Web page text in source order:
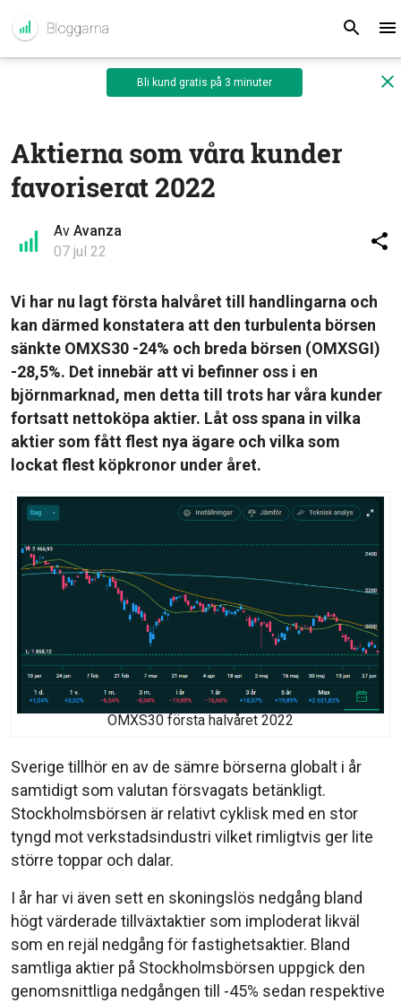
Bli kund gratis på 3 minuter
Aktierna som våra kunder
favoriserat 2022
Av Avanza
07 jul 22
Vi har nu lagt första halvåret till handlingarna och
kan därmed konstatera att den turbulenta börsen
sänkte OMXS30 -24% och breda börsen (OMXSGI)
-28,5%. Det innebär att vi befinner oss i en
björnmarknad, men detta till trots har våra kunder
fortsatt nettoköpa aktier. Låt oss spana in vilka
aktier som fått flest nya ägare och vilka som
lockat flest köpkronor under året.
OMXS30 första halvåret 2022
Sverige tillhör en av de sämre börserna globalt i år
samtidigt som valutan försvagats betänkligt.
Stockholmsbörsen är relativt cyklisk med en stor
tyngd mot verkstadsindustri vilket rimligtvis ger lite
större toppar och dalar.
I år har vi även sett en skoningslös nedgång bland
högt värderade tillväxtaktier som imploderat likväl
som en rejäl nedgång för fastighetsaktier. Bland
samtliga aktier på Stockholmsbörsen uppgick den
genomsnittliga nedgången till -45% sedan respektive